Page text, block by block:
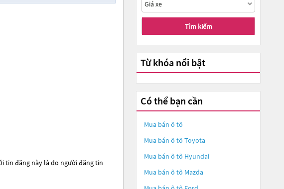
tin đăng này là do người đăng tin
Tìm kiếm
Từ khóa nổi bật
Có thể bạn cần
Mua bán ô tô
Mua bán ô tô Toyota
Mua bán ô tô Hyundai
Mua bán ô tô Mazda